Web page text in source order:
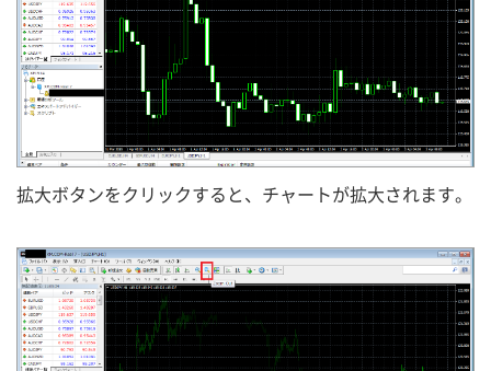
拡大ボタンをクリックすると、チャートが拡大されます。